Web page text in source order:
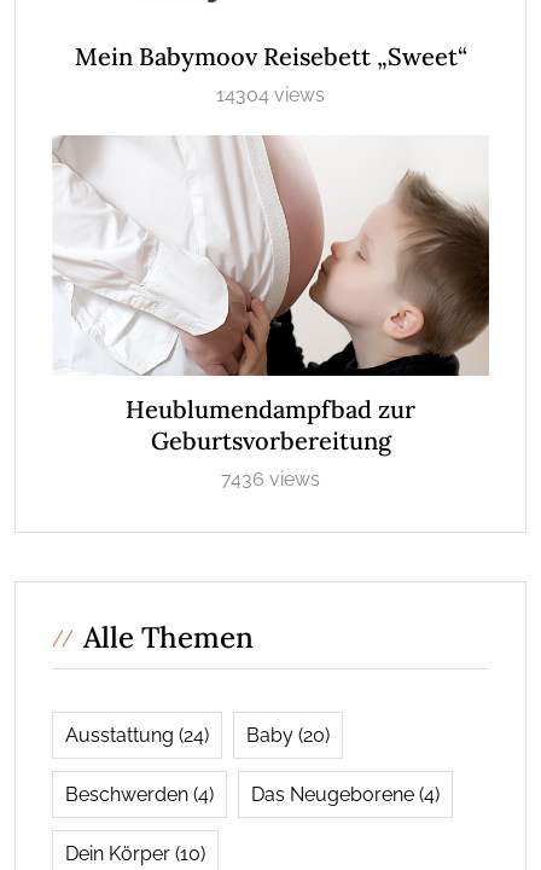
Mein Babymoov Reisebett „Sweet“
14304 views
Heublumendampfbad zur
Geburtsvorbereitung
7436 views
Alle Themen
Ausstattung (24) Baby (20)
Beschwerden (4) Das Neugeborene (4)
Dein Körper (10)